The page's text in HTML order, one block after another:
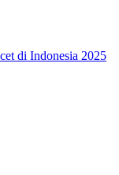
8 Layanan KA